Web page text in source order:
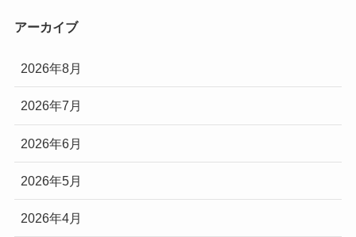
アーカイブ
2026年8月
2026年7月
2026年6月
2026年5月
2026年4月